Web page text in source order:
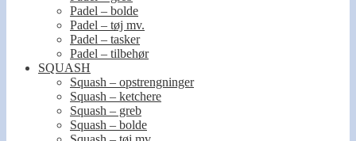
Padel – bolde
Padel – tøj mv.
Padel – tasker
Padel – tilbehør
SQUASH
Squash – opstrengninger
Squash – ketchere
Squash – greb
Squash – bolde